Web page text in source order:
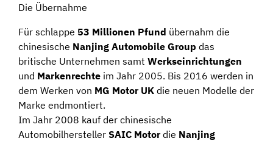
Die Übernahme
Für schlappe 53 Millionen Pfund übernahm die
chinesische Nanjing Automobile Group das
britische Unternehmen samt Werkseinrichtungen
und Markenrechte im Jahr 2005. Bis 2016 werden in
dem Werken von MG Motor UK die neuen Modelle der
Marke endmontiert.
Im Jahr 2008 kauf der chinesische
Automobilhersteller SAIC Motordie Nanjing